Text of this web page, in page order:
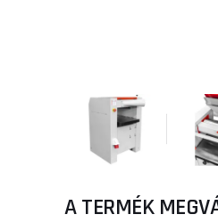
A TERMÉK